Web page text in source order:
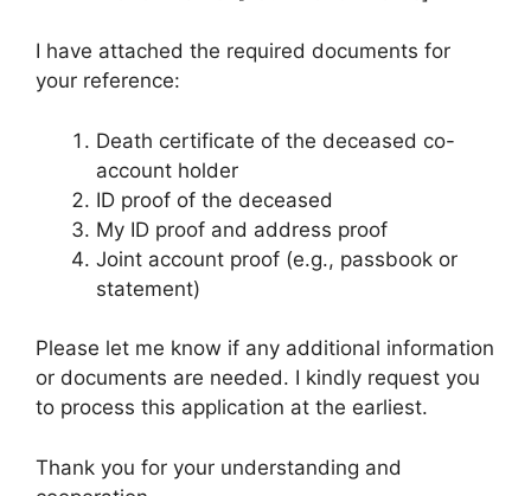
I have attached the required documents for
your reference:
Death certificate of the deceased co-
account holder
ID proof of the deceased
My ID proof and address proof
Joint account proof (e.g., passbook or
statement)
Please let me know if any additional information
or documents are needed. I kindly request you
to process this application at the earliest.
Thank you for your understanding and